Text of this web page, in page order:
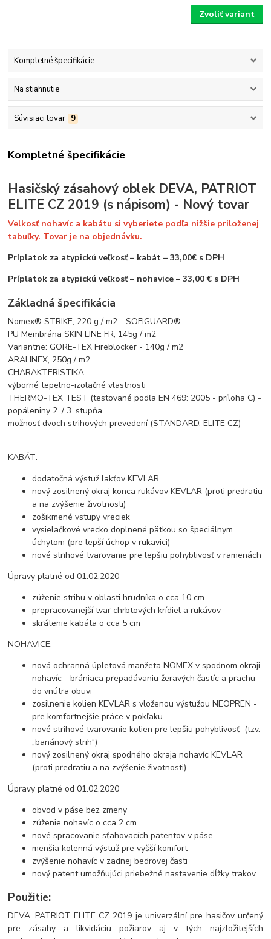
Zvoliť variant
Kompletné špecifikácie
Na stiahnutie
Súvisiaci tovar 9
Kompletné špecifikácie
Hasičský zásahový oblek DEVA, PATRIOT
ELITE CZ 2019 (s nápisom) - Nový tovar
Velkosť nohavíc a kabátu si vyberiete podľa nižšie priloženej
tabuľky. Tovar je na objednávku.
Príplatok za atypickú veľkosť – kabát – 33,00€ s DPH
Príplatok za atypickú veľkosť – nohavice – 33,00 € s DPH
Základná špecifikácia
Nomex® STRIKE, 220 g / m2 - SOFIGUARD®
PU Membrána SKIN LINE FR, 145g / m2
Variantne: GORE-TEX Fireblocker - 140g / m2
ARALINEX, 250g / m2
CHARAKTERISTIKA:
výborné tepelno-izolačné vlastnosti
THERMO-TEX TEST (testované podľa EN 469: 2005 - príloha C) -
popáleniny 2. / 3. stupňa
možnosť dvoch strihových prevedení (STANDARD, ELITE CZ)
KABÁT:
dodatočná výstuž lakťov KEVLAR
nový zosilnený okraj konca rukávov KEVLAR (proti predratiu
a na zvýšenie životnosti)
zošikmené vstupy vreciek
vysielačkové vrecko doplnené pätkou so špeciálnym
úchytom (pre lepší úchop v rukavici)
nové strihové tvarovanie pre lepšiu pohyblivosť v ramenách
Úpravy platné od 01.02.2020
zúženie strihu v oblasti hrudníka o cca 10 cm
prepracovanejší tvar chrbtových krídiel a rukávov
skrátenie kabáta o cca 5 cm
NOHAVICE:
nová ochranná úpletová manžeta NOMEX v spodnom okraji
nohavíc - brániaca prepadávaniu žeravých častíc a prachu
do vnútra obuvi
zosilnenie kolien KEVLAR s vloženou výstužou NEOPREN -
pre komfortnejšie práce v pokľaku
nové strihové tvarovanie kolien pre lepšiu pohyblivosť (tzv.
„banánový strih“)
nový zosilnený okraj spodného okraja nohavíc KEVLAR
(proti predratiu a na zvýšenie životnosti)
Úpravy platné od 01.02.2020
obvod v páse bez zmeny
zúženie nohavíc o cca 2 cm
nové spracovanie sťahovacích patentov v páse
menšia kolenná výstuž pre vyšší komfort
zvýšenie nohavíc v zadnej bedrovej časti
nový patent umožňujúci priebežné nastavenie dĺžky trakov
Použitie:
DEVA, PATRIOT ELITE CZ 2019 je univerzální pre hasičov určený
pre zásahy a likvidáciu požiarov aj v tých najzložitejších